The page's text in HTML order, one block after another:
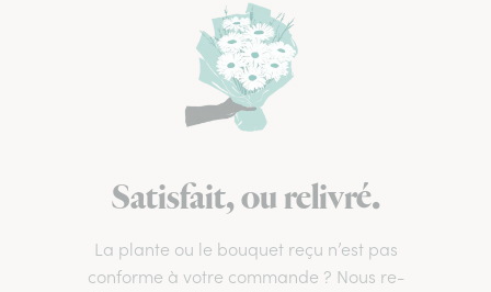
Satisfait, ou relivré.
La plante ou le bouquet reçu n’est pas
conforme à votre commande ? Nous re-